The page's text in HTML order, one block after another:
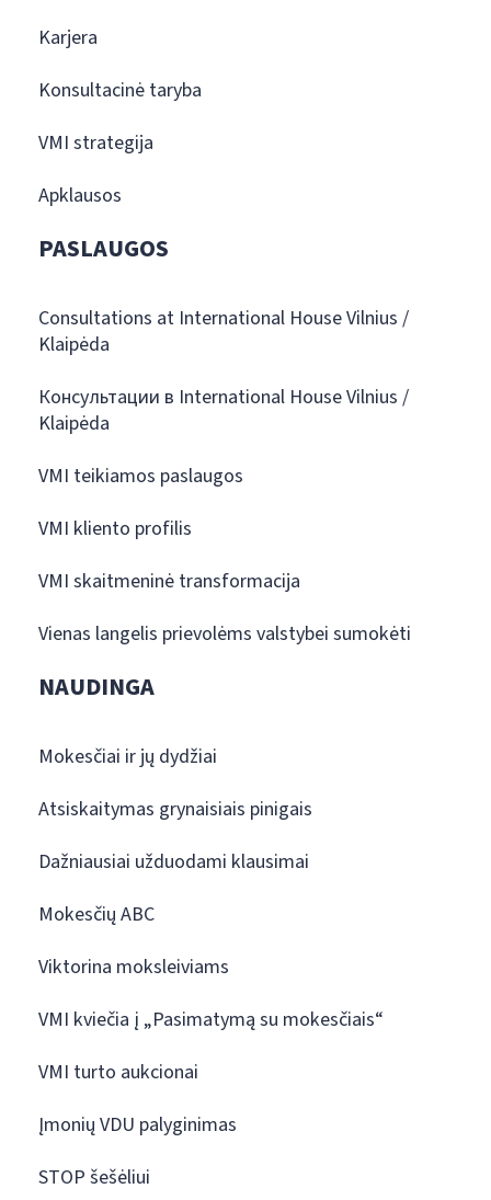
Karjera
Konsultacinė taryba
VMI strategija
Apklausos
PASLAUGOS
Consultations at International House Vilnius /
Klaipėda
Консультации в International House Vilnius /
Klaipėda
VMI teikiamos paslaugos
VMI kliento profilis
VMI skaitmeninė transformacija
Vienas langelis prievolėms valstybei sumokėti
NAUDINGA
Mokesčiai ir jų dydžiai
Atsiskaitymas grynaisiais pinigais
Dažniausiai užduodami klausimai
Mokesčių ABC
Viktorina moksleiviams
VMI kviečia į „Pasimatymą su mokesčiais“
VMI turto aukcionai
Įmonių VDU palyginimas
STOP šešėliui